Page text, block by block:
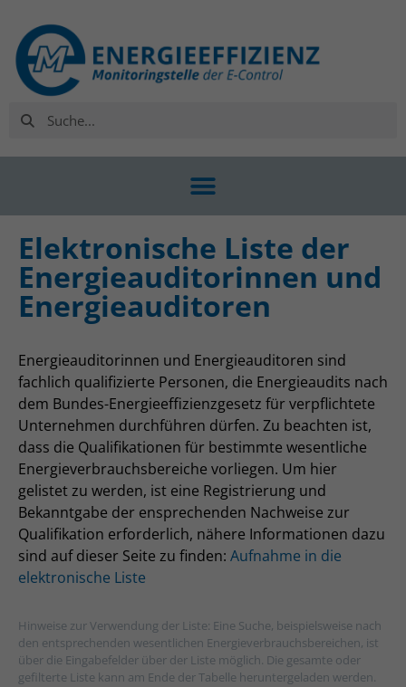
Elektronische Liste der
Energieauditorinnen und
Energieauditoren
Energieauditorinnen und Energieauditoren sind
fachlich qualifizierte Personen, die Energieaudits nach
dem Bundes-Energieeffizienzgesetz für verpflichtete
Unternehmen durchführen dürfen. Zu beachten ist,
dass die Qualifikationen für bestimmte wesentliche
Energieverbrauchsbereiche vorliegen. Um hier
gelistet zu werden, ist eine Registrierung und
Bekanntgabe der ensprechenden Nachweise zur
Qualifikation erforderlich, nähere Informationen dazu
sind auf dieser Seite zu finden: Aufnahme in die
elektronische Liste
Hinweise zur Verwendung der Liste: Eine Suche, beispielsweise nach
den entsprechenden wesentlichen Energieverbrauchsbereichen, ist
über die Eingabefelder über der Liste möglich. Die gesamte oder
gefilterte Liste kann am Ende der Tabelle heruntergeladen werden.